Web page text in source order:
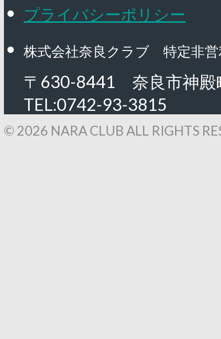
プライバシーポリシー
株式会社奈良クラブ 特定非
〒630-8441 奈良市神
TEL:0742-93-3815
© 2026 NARA CLUB ALL RIGHTS